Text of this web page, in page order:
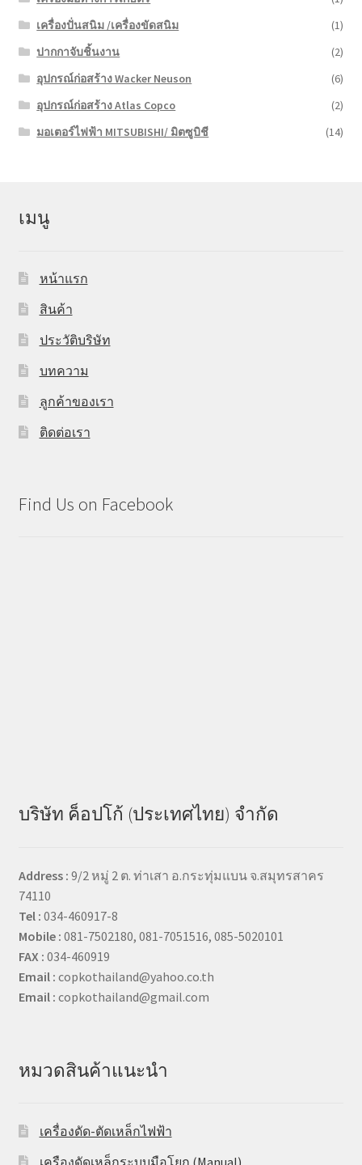
เครื่องปั่นสนิม /เครื่องขัดสนิม
(1)
ปากกาจับชิ้นงาน
(2)
อุปกรณ์ก่อสร้าง Wacker Neuson
(6)
อุปกรณ์ก่อสร้าง Atlas Copco
(2)
มอเตอร์ไฟฟ้า MITSUBISHI/ มิตซูบิชี
(14)
เมนู
หน้าแรก
สินค้า
ประวัติบริษัท
บทความ
ลูกค้าของเรา
ติดต่อเรา
Find Us on Facebook
บริษัท ค็อปโก้ (ประเทศไทย) จำกัด
Address : 9/2 หมู่ 2 ต. ท่าเสา อ.กระทุ่มแบน จ.สมุทรสาคร
74110
Tel : 034-460917-8
Mobile : 081-7502180, 081-7051516, 085-5020101
FAX : 034-460919
Email : copkothailand@yahoo.co.th
Email : copkothailand@gmail.com
หมวดสินค้าแนะนำ
เครื่องดัด-ตัดเหล็กไฟฟ้า